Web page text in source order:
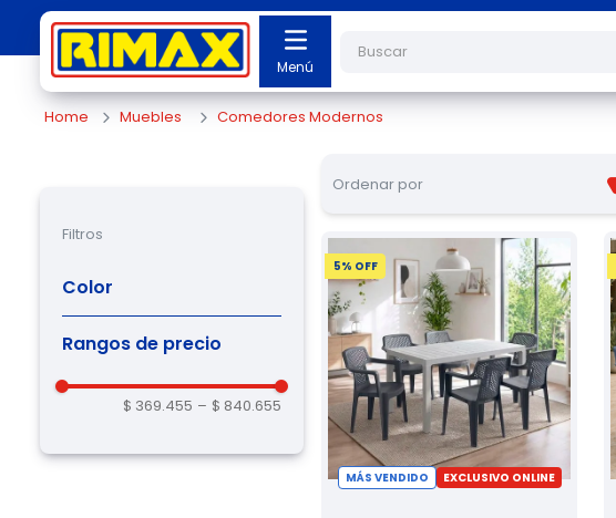
Muebles Comedores Modernos
Filtros
Color
Azul Petróleo(9)
Blanco Arena(4)
(1)
Mocca(7)
Rangos de precio
$ 369.455 – $ 840.655
Ordenar por
5% OFF
MÁS VENDIDO EXCLUSIVO ONLINE